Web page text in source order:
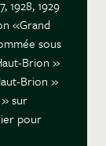
1928, 1929
«Grand
sous
Brion »
Brion »
sur
pour